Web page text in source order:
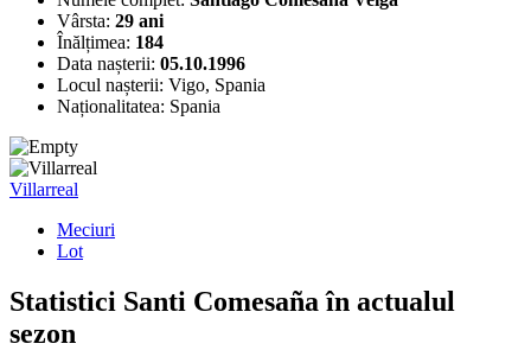
Vârsta: 29 ani
Înălțimea: 184
Data nașterii: 05.10.1996
Locul nașterii: Vigo, Spania
Naționalitatea: Spania
Villarreal
Meciuri
Lot
Statistici Santi Comesaña în actualul
sezon